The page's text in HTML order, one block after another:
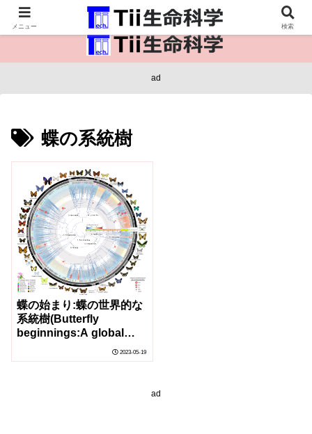
医療保健・生命・生物の情報インフラ。
ad
蝶の系統樹
蝶の始まり:蝶の世界的な
系統樹(Butterfly
beginnings:A global
phylogeny of butterflies
reveals)
2023-05-19
ad
メニュー 検索